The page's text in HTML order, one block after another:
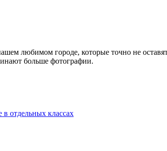
любимом городе, которые точно не
больше фотографии.
отдельных классах